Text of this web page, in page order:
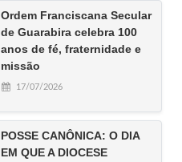
Ordem Franciscana Secular
de Guarabira celebra 100
anos de fé, fraternidade e
missão
17/07/2026
POSSE CANÔNICA: O DIA
EM QUE A DIOCESE